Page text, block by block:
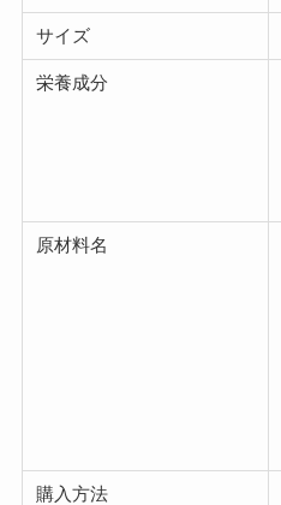
サイズ
栄養成分
原材料名
購入方法